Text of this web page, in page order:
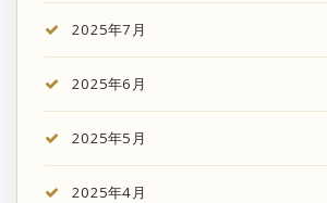
2025年7月
2025年6月
2025年5月
2025年4月